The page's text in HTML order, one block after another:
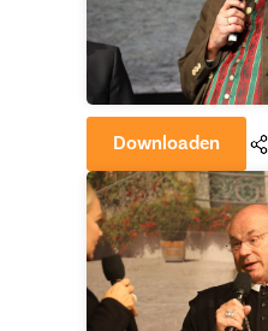
Downloaden